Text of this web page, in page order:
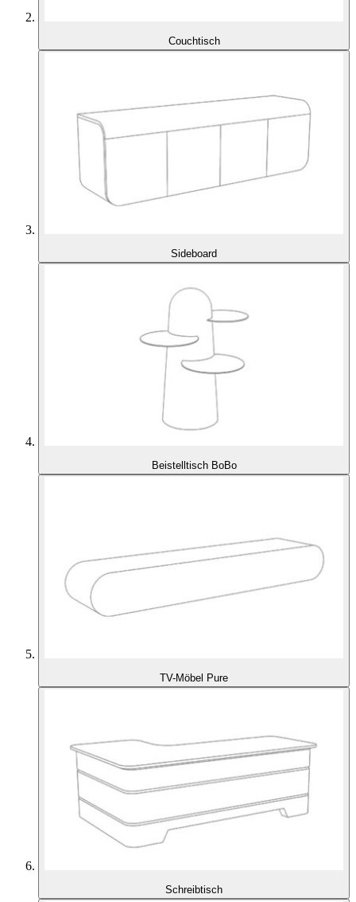
Couchtisch
Sideboard
Beistelltisch BoBo
TV-Möbel Pure
Schreibtisch